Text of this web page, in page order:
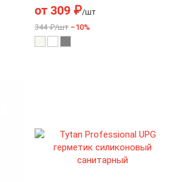
от 309₽/шт
344 ₽/шт –10%